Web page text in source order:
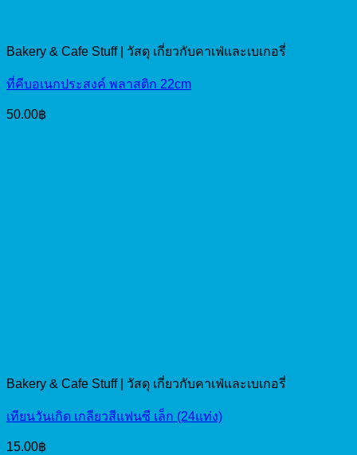
Bakery & Cafe Stuff | วัสดุ เกี่ยวกับคาเฟ่และเบเกอรี่
ที่คีบอเนกประสงค์ พลาสติก 22cm
50.00฿
Bakery & Cafe Stuff | วัสดุ เกี่ยวกับคาเฟ่และเบเกอรี่
เทียนวันเกิด เกลียวสีแฟนซี เล็ก (24แท่ง)
15.00฿